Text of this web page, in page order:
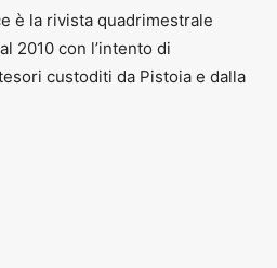
è la rivista quadrimestrale
2010 con l’intento di
custoditi da Pistoia e dalla